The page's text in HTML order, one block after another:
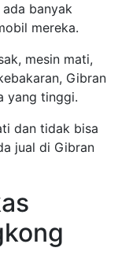
banyak
mereka.
mesin mati,
Gibran
yang tinggi.
dan tidak bisa
jual di Gibran